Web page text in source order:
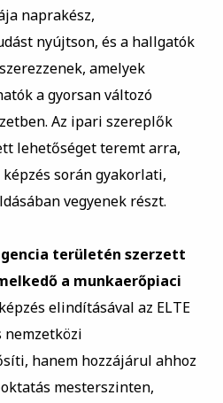
naprakész,
nyújtson, és a hallgatók
amelyek
a gyorsan változó
Az ipari szereplők
lehetőséget teremt arra,
során gyakorlati,
vegyenek részt.
területén szerzett
a munkaerőpiaci
elindításával az ELTE
nemzetközi
hanem hozzájárul ahhoz
mesterszinten,